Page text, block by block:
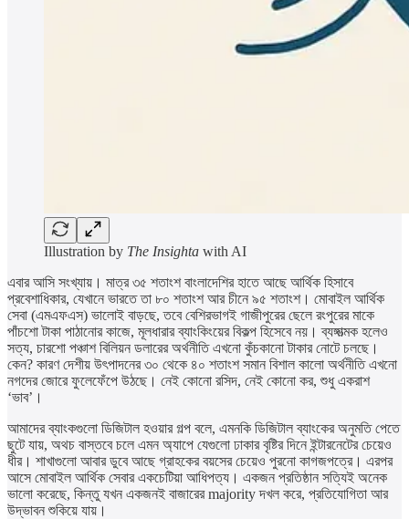
Illustration by The Insighta with AI
এবার আসি সংখ্যায়। মাত্র ৩৫ শতাংশ বাংলাদেশির হাতে আছে আর্থিক হিসাবে
প্রবেশাধিকার, যেখানে ভারতে তা ৮০ শতাংশ আর চীনে ৯৫ শতাংশ। মোবাইল আর্থিক
সেবা (এমএফএস) ভালোই বাড়ছে, তবে বেশিরভাগই গাজীপুরের ছেলে রংপুরের মাকে
পাঁচশো টাকা পাঠানোর কাজে, মূলধারার ব্যাংকিংয়ের বিকল্প হিসেবে নয়। ব্যঙ্গাত্মক হলেও
সত্য, চারশো পঞ্চাশ বিলিয়ন ডলারের অর্থনীতি এখনো কুঁচকানো টাকার নোটে চলছে।
কেন? কারণ দেশীয় উৎপাদনের ৩০ থেকে ৪০ শতাংশ সমান বিশাল কালো অর্থনীতি এখনো
নগদের জোরে ফুলেফেঁপে উঠছে। নেই কোনো রসিদ, নেই কোনো কর, শুধু একরাশ
‘ভাব’।
আমাদের ব্যাংকগুলো ডিজিটাল হওয়ার গল্প বলে, এমনকি ডিজিটাল ব্যাংকের অনুমতি পেতে
ছুটে যায়, অথচ বাস্তবে চলে এমন অ্যাপে যেগুলো ঢাকার বৃষ্টির দিনে ইন্টারনেটের চেয়েও
ধীর। শাখাগুলো আবার ডুবে আছে গ্রাহকের বয়সের চেয়েও পুরনো কাগজপত্রে। এরপর
আসে মোবাইল আর্থিক সেবার একচেটিয়া আধিপত্য। একজন প্রতিষ্ঠান সত্যিই অনেক
ভালো করেছে, কিন্তু যখন একজনই বাজারের majority দখল করে, প্রতিযোগিতা আর
উদ্ভাবন শুকিয়ে যায়।